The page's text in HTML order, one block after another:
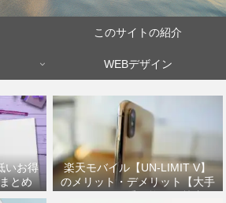
このサイトの紹介
WEBデザイン
いお得
とめ
楽天モバイル【UN-LIMIT V】
のメリット・デメリット【大手